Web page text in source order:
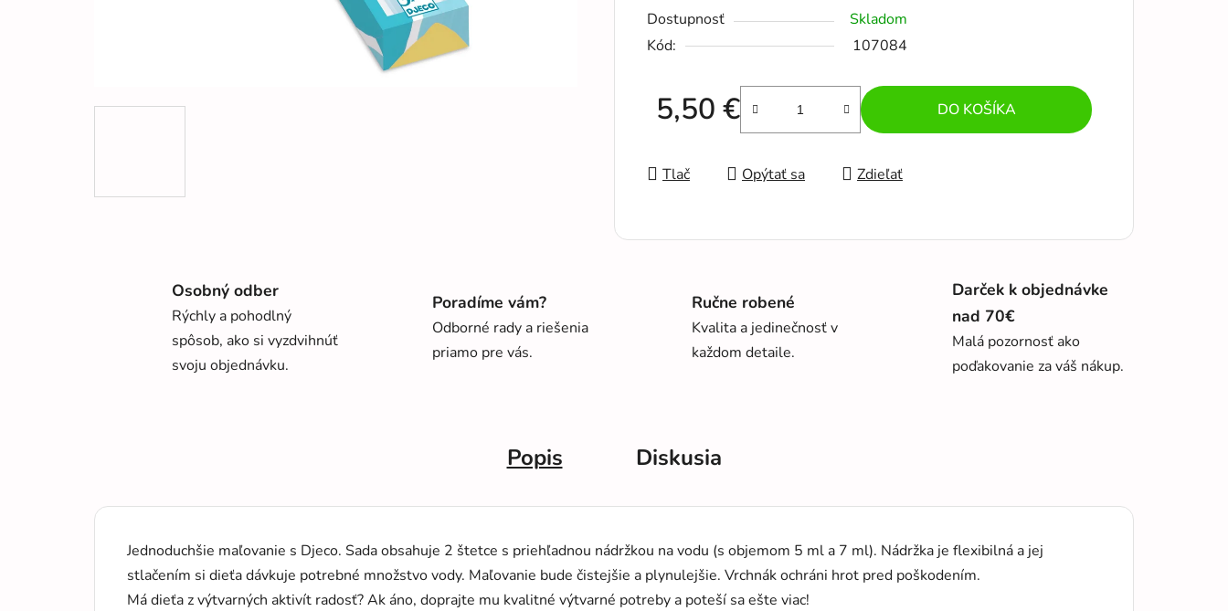
Dostupnosť
Skladom
Kód:
107084
5,50 €
Jednotková cena:
DO KOŠÍKA
Tlač Opýtať sa Zdieľať
Osobný odber
Rýchly a pohodlný
spôsob, ako si vyzdvihnúť
svoju objednávku.
Poradíme vám?
Odborné rady a riešenia
priamo pre vás.
Ručne robené
Kvalita a jedinečnosť v
každom detaile.
Darček k objednávke
nad 70€
Malá pozornosť ako
poďakovanie za váš nákup.
Popis Diskusia
Jednoduchšie maľovanie s Djeco. Sada obsahuje 2 štetce s priehľadnou nádržkou na vodu (s objemom 5 ml a 7 ml). Nádržka je flexibilná a jej
stlačením si dieťa dávkuje potrebné množstvo vody. Maľovanie bude čistejšie a plynulejšie. Vrchnák ochráni hrot pred poškodením.
Má dieťa z výtvarných aktivít radosť? Ak áno, doprajte mu kvalitné výtvarné potreby a poteší sa ešte viac!